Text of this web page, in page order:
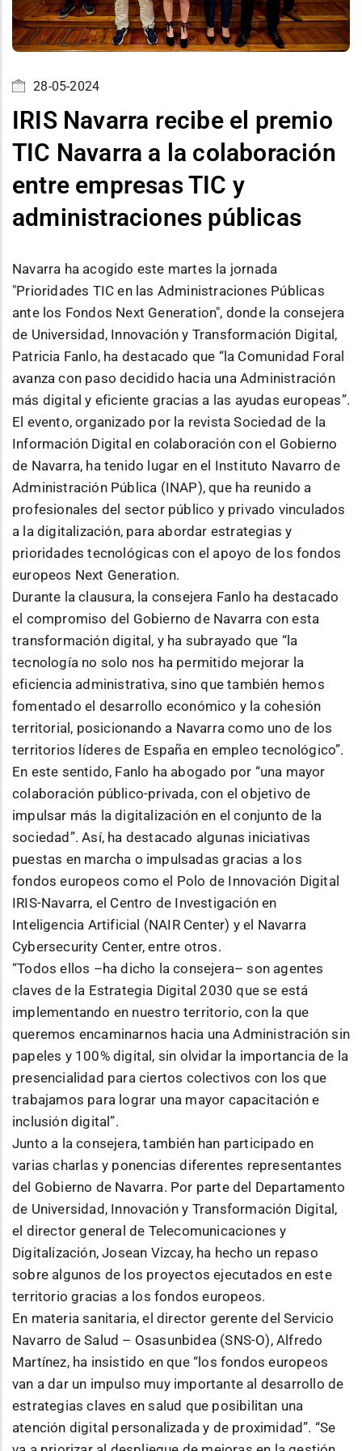
28-05-2024
IRIS Navarra recibe el premio
TIC Navarra a la colaboración
entre empresas TIC y
administraciones públicas
Navarra ha acogido este martes la jornada
"Prioridades TIC en las Administraciones Públicas
ante los Fondos Next Generation", donde la consejera
de Universidad, Innovación y Transformación Digital,
Patricia Fanlo, ha destacado que “la Comunidad Foral
avanza con paso decidido hacia una Administración
más digital y eficiente gracias a las ayudas europeas”.
El evento, organizado por la revista Sociedad de la
Información Digital en colaboración con el Gobierno
de Navarra, ha tenido lugar en el Instituto Navarro de
Administración Pública (INAP), que ha reunido a
profesionales del sector público y privado vinculados
a la digitalización, para abordar estrategias y
prioridades tecnológicas con el apoyo de los fondos
europeos Next Generation.
Durante la clausura, la consejera Fanlo ha destacado
el compromiso del Gobierno de Navarra con esta
transformación digital, y ha subrayado que “la
tecnología no solo nos ha permitido mejorar la
eficiencia administrativa, sino que también hemos
fomentado el desarrollo económico y la cohesión
territorial, posicionando a Navarra como uno de los
territorios líderes de España en empleo tecnológico”.
En este sentido, Fanlo ha abogado por “una mayor
colaboración público-privada, con el objetivo de
impulsar más la digitalización en el conjunto de la
sociedad”. Así, ha destacado algunas iniciativas
puestas en marcha o impulsadas gracias a los
fondos europeos como el Polo de Innovación Digital
IRIS-Navarra, el Centro de Investigación en
Inteligencia Artificial (NAIR Center) y el Navarra
Cybersecurity Center, entre otros.
“Todos ellos –ha dicho la consejera– son agentes
claves de la Estrategia Digital 2030 que se está
implementando en nuestro territorio, con la que
queremos encaminarnos hacia una Administración sin
papeles y 100% digital, sin olvidar la importancia de la
presencialidad para ciertos colectivos con los que
trabajamos para lograr una mayor capacitación e
inclusión digital”.
Junto a la consejera, también han participado en
varias charlas y ponencias diferentes representantes
del Gobierno de Navarra. Por parte del Departamento
de Universidad, Innovación y Transformación Digital,
el director general de Telecomunicaciones y
Digitalización, Josean Vizcay, ha hecho un repaso
sobre algunos de los proyectos ejecutados en este
territorio gracias a los fondos europeos.
En materia sanitaria, el director gerente del Servicio
Navarro de Salud – Osasunbidea (SNS-O), Alfredo
Martínez, ha insistido en que “los fondos europeos
van a dar un impulso muy importante al desarrollo de
estrategias claves en salud que posibilitan una
atención digital personalizada y de proximidad”. “Se